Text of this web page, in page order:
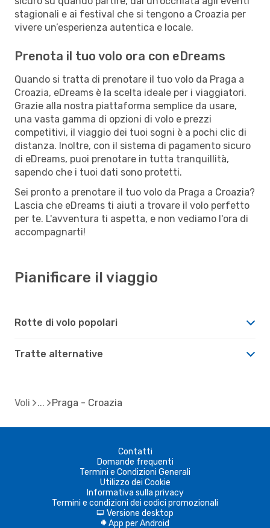
stagionali e ai festival che si tengono a Croazia per
vivere un’esperienza autentica e locale.
Prenota il tuo volo ora con eDreams
Quando si tratta di prenotare il tuo volo da Praga a
Croazia, eDreams è la scelta ideale per i viaggiatori.
Grazie alla nostra piattaforma semplice da usare,
una vasta gamma di opzioni di volo e prezzi
competitivi, il viaggio dei tuoi sogni è a pochi clic di
distanza. Inoltre, con il sistema di pagamento sicuro
di eDreams, puoi prenotare in tutta tranquillità,
sapendo che i tuoi dati sono protetti.
Sei pronto a prenotare il tuo volo da Praga a Croazia?
Lascia che eDreams ti aiuti a trovare il volo perfetto
per te. L'avventura ti aspetta, e non vediamo l'ora di
accompagnarti!
Pianificare il viaggio
Rotte di volo popolari
Tratte alternative
Voli Praga - Croazia
Contatti
Domande frequenti
Termini e Condizioni Generali
Utilizzo dei Cookie
Informativa sulla privacy
Termini e condizioni dei codici promozionali
d Versione desktop
A App per Android